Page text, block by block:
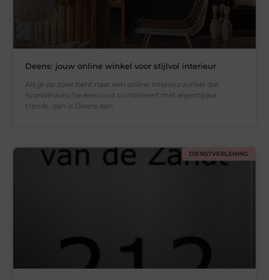
Deens: jouw online winkel voor stijlvol interieur
Als je op zoek bent naar een online interieurwinkel die
Scandinavische eenvoud combineert met eigentijdse
trends, dan is Deens een
DIENSTVERLENING